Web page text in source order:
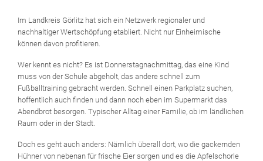
Im Landkreis Görlitz hat sich ein Netzwerk regionaler und
nachhaltiger Wertschöpfung etabliert. Nicht nur Einheimische
können davon profitieren.
Wer kennt es nicht? Es ist Donnerstagnachmittag, das eine Kind
muss von der Schule abgeholt, das andere schnell zum
Fußballtraining gebracht werden. Schnell einen Parkplatz suchen,
hoffentlich auch finden und dann noch eben im Supermarkt das
Abendbrot besorgen. Typischer Alltag einer Familie, ob im ländlichen
Raum oder in der Stadt.
Doch es geht auch anders: Nämlich überall dort, wo die gackernden
Hühner von nebenan für frische Eier sorgen und es die Apfelschorle